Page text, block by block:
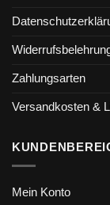
Zahlungsarten
Versandkosten &
Mein Konto